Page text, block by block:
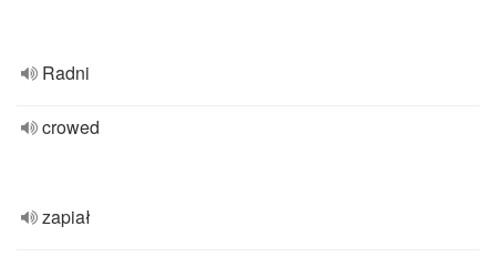
Radni
crowed
zapiał